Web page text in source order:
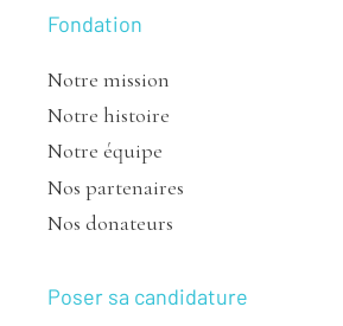
Fondation
Notre mission
Notre histoire
Notre équipe
Nos partenaires
Nos donateurs
Poser sa candidature